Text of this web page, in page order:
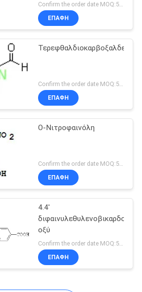
Confirm the order date MOQ:50 κιλά
ΕΠΑΦΉ
Τερεφθαλδιοκαρβοξαλδεΰδη
Confirm the order date MOQ:50 κιλά
ΕΠΑΦΉ
Ο-Νιτροφαινόλη
ΕΠΑΦΉ
4.4'
οξύ
ΕΠΑΦΉ